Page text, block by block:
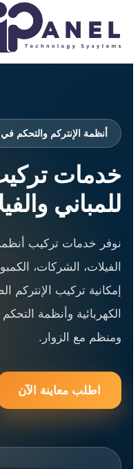
أنظمة الإنتركم والتحكم
خدمات
للمباني
نوفر خدمات تركيب أنظمة
الفيلات، الشركات،
إمكانية تركيب الإنتركم
الكهربائية وأنظمة
ومنظم مع الزوار.
اطلب معاينة الآن